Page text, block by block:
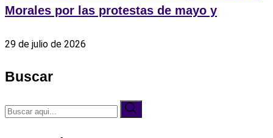
Morales por las protestas de mayo y
29 de julio de 2026
Buscar